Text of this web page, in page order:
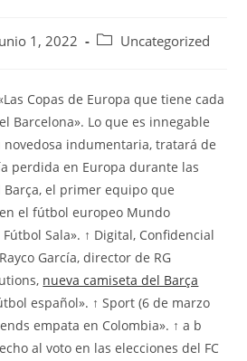
1, 2022
Categoría
entrada:
Uncategorized
Copas de Europa que tiene cada
Barcelona». Lo que es innegable
novedosa indumentaria, tratará de
perdida en Europa durante las
Barça, el primer equipo que
el fútbol europeo Mundo
Sala». ↑ Digital, Confidencial
García, director de RG
nueva camiseta del Barça
español». ↑ Sport (6 de marzo
empata en Colombia». ↑ a b
al voto en las elecciones del FC